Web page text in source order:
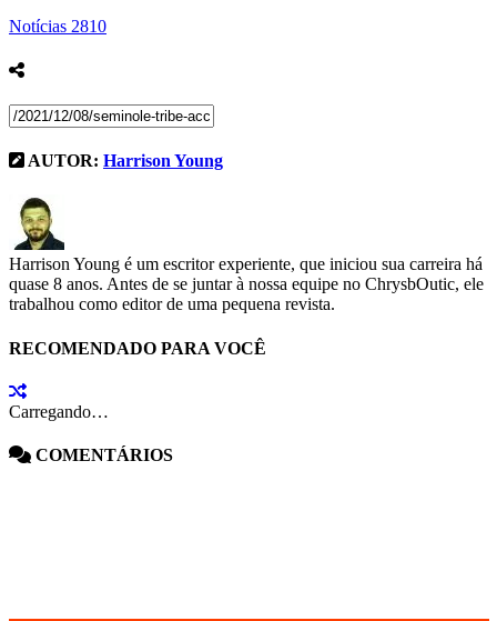
Notícias 2810
AUTOR: Harrison Young
Harrison Young é um escritor experiente, que iniciou sua carreira há
quase 8 anos. Antes de se juntar à nossa equipe no ChrysbOutic, ele
trabalhou como editor de uma pequena revista.
RECOMENDADO PARA VOCÊ
Carregando…
COMENTÁRIOS